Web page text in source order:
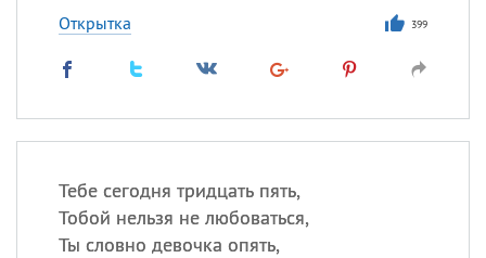
Открытка 399
Тебе сегодня тридцать пять,
Тобой нельзя не любоваться,
Ты словно девочка опять,